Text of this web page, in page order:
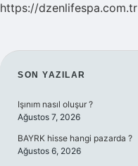
https://dzenlifespa.com.tr
SIDEBAR
SON YAZILAR
Işınım nasıl oluşur ?
Ağustos 7, 2026
BAYRK hisse hangi pazarda ?
Ağustos 6, 2026